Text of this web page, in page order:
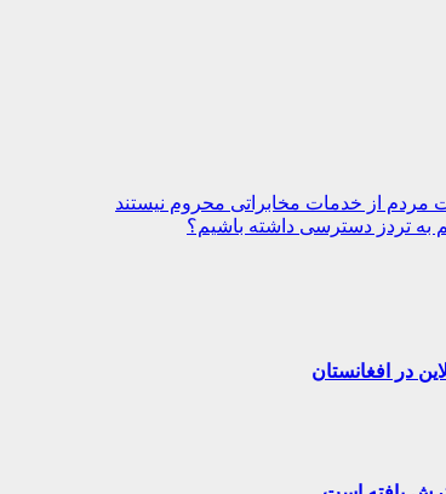
مردم از خدمات مخابراتی محروم نیستند
به تردز دسترسی داشته باشیم؟
در افغانستان